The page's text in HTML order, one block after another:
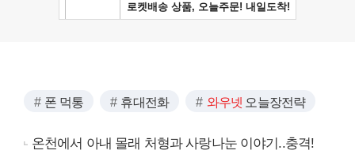
폰 먹통 휴대전화 와우넷 오늘장전략
온천에서 아내 몰래 처형과 사랑나눈 이야기..충격!